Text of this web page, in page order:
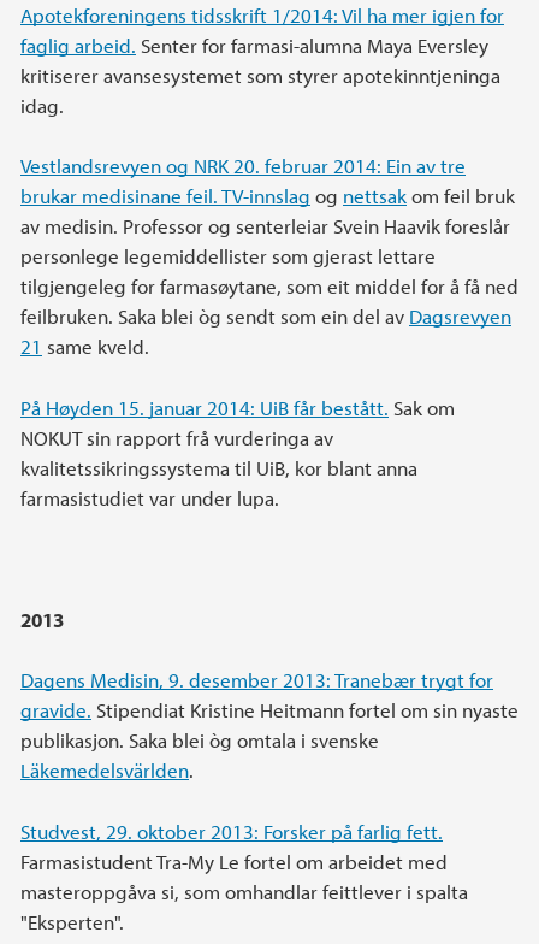
Apotekforeningens tidsskrift 1/2014: Vil ha mer igjen for
faglig arbeid. Senter for farmasi-alumna Maya Eversley
kritiserer avansesystemet som styrer apotekinntjeninga
idag.
Vestlandsrevyen og NRK 20. februar 2014: Ein av tre
brukar medisinane feil.TV-innslag og nettsakom feil bruk
av medisin. Professor og senterleiar Svein Haavik foreslår
personlege legemiddellister som gjerast lettare
tilgjengeleg for farmasøytane, som eit middel for å få ned
feilbruken. Saka blei òg sendt som ein del av Dagsrevyen
21 same kveld.
På Høyden 15. januar 2014: UiB får bestått. Sak om
NOKUT sin rapport frå vurderinga av
kvalitetssikringssystema til UiB, kor blant anna
farmasistudiet var under lupa.
2013
Dagens Medisin, 9. desember 2013: Tranebær trygt for
gravide. Stipendiat Kristine Heitmann fortel om sin nyaste
publikasjon. Saka blei òg omtala i svenske
Läkemedelsvärlden.
Studvest, 29. oktober 2013: Forsker på farlig fett.
Farmasistudent Tra-My Le fortel om arbeidet med
masteroppgåva si, som omhandlar feittlever i spalta
"Eksperten".